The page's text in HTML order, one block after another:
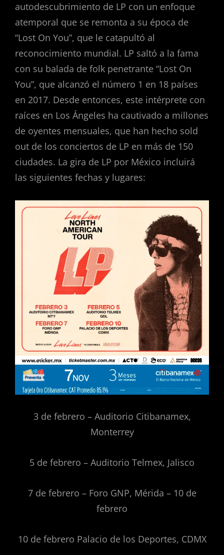
autodescubrimiento de LP con un enfoque
atemporal que se remonta a su época de
“Lost On You”, que le catapultó al
reconocimiento mundial. LP saltó a la fama
con su balada de folk penetrante “Lost On
You”, que alcanzó el número 1 en 18 países
en 2017. Desde entonces, este intérprete con
raíces en Los Ángeles ha cautivado a millones
de oyentes mensuales, que han hecho sold
out de los conciertos de LP en más de 150
ciudades. La gira de LP por México incluirá
las siguientes fechas y lugares:
3 de febrero – Auditorio Citibanamex,
Monterrey
5 de febrero – Auditorio Telmex, Jalisco
7 de febrero – Foro GNP, Mérida – 10 de
febrero
10 de febrero Palacio de los Deportes, CDMX